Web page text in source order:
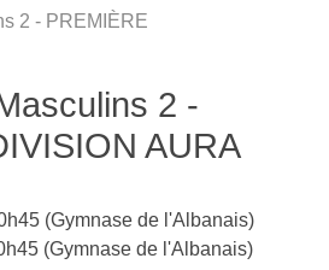
2 - PREMIÈRE
2 -
AURA
(Gymnase de l'Albanais)
(Gymnase de l'Albanais)